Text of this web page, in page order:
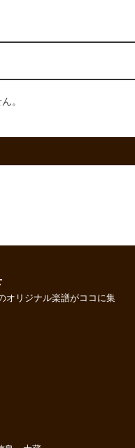
。
オリジナル楽譜がココに集